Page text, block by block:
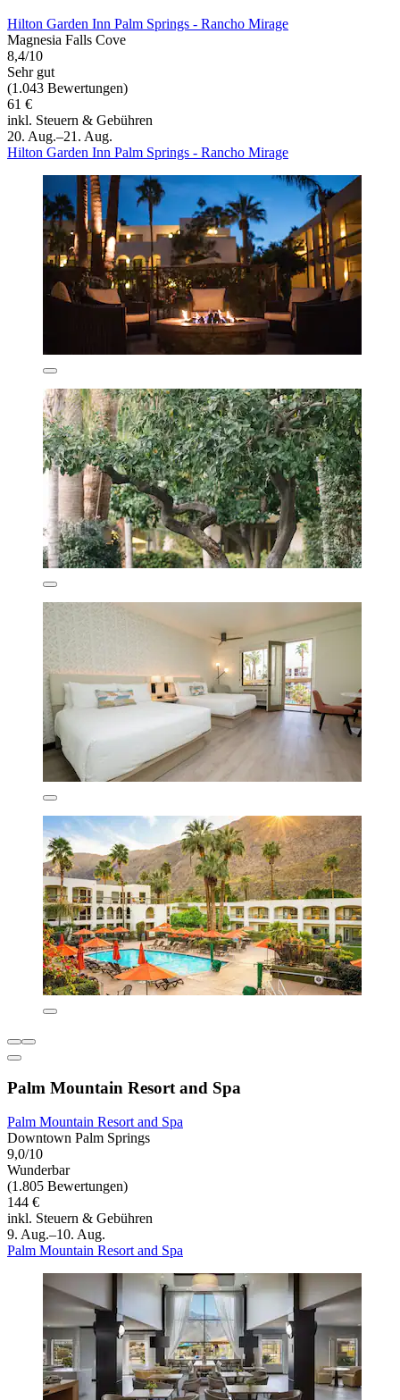
Hilton Garden Inn Palm Springs - Rancho Mirage
Magnesia Falls Cove
8,4/10
Sehr gut
(1.043 Bewertungen)
61 €
inkl. Steuern & Gebühren
20. Aug.–21. Aug.
Hilton Garden Inn Palm Springs - Rancho Mirage
Palm Mountain Resort and Spa
Palm Mountain Resort and Spa
Downtown Palm Springs
9,0/10
Wunderbar
(1.805 Bewertungen)
144 €
inkl. Steuern & Gebühren
9. Aug.–10. Aug.
Palm Mountain Resort and Spa